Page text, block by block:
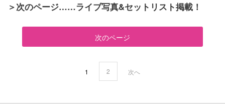
＞次のページ……ライブ写真&セットリスト掲載！
次のページ
1 2 次へ